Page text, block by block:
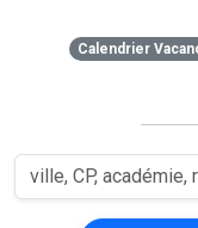
Calendrier